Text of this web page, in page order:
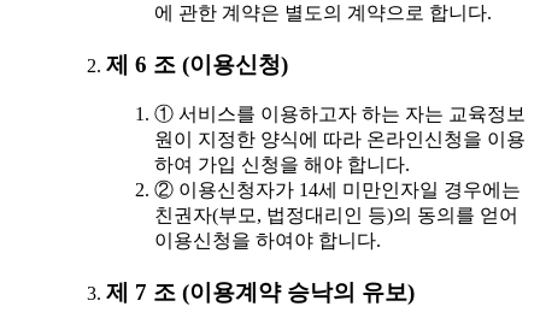
에 관한 계약은 별도의 계약으로 합니다.
제 6 조 (이용신청)
① 서비스를 이용하고자 하는 자는 교육정보
원이 지정한 양식에 따라 온라인신청을 이용
하여 가입 신청을 해야 합니다.
② 이용신청자가 14세 미만인자일 경우에는
친권자(부모, 법정대리인 등)의 동의를 얻어
이용신청을 하여야 합니다.
제 7 조 (이용계약 승낙의 유보)